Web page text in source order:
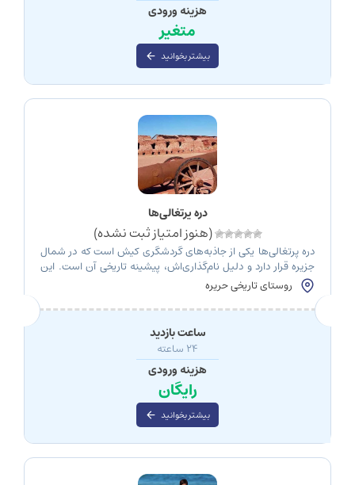
هزینه ورودی
متغیر
بیشتر بخوانید
دره پرتغالی‌ها
(هنوز امتیاز ثبت نشده)
دره پرتغالی‌ها یکی از جاذبه‌های گردشگری کیش است که در شمال
جزیره قرار دارد و دلیل نام‌گذاری‌اش، پیشینه تاریخی آن است. این
منطقه سرسبز و افسانه‌ای شما را به گذشته‌های دور جزیره می‌برد و
تاریخی را روایت می‌کند که برای اغلب گردشگران کیش ناشناخته باقی
مانده است. در این مقاله با دره پرتغالی‌ها در کیش […]
روستای تاریخی حریره
ساعت بازدید
24 ساعته
هزینه ورودی
رایگان
بیشتر بخوانید